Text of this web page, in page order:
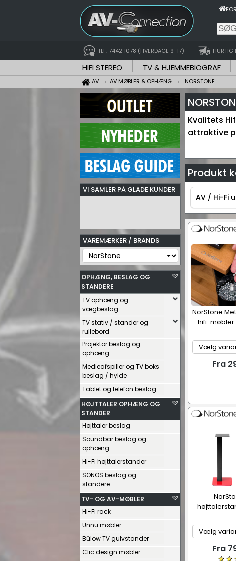
TLF. 7442 1078 (HVERDAGE 9-17) HURTIG
HIFI STEREO TV & HJEMMEBIOGRAF
AV AV MØBLER & OPHÆNG NORSTONE
VI SAMLER PÅ GLADE KUNDER
VAREMÆRKER / BRANDS
OPHÆNG, BESLAG OG
STANDERE
TV ophæng og
vægbeslag
TV stativ / stander og
rullebord
Projektor beslag og
ophæng
Medieafspiller og TV boks
beslag / hylde
Tablet og telefon beslag
HØJTTALER OPHÆNG OG
STANDER
Højttaler beslag
Soundbar beslag og
ophæng
Hi-Fi højttalerstander
SONOS beslag og
standere
TV- OG AV-MØBLER
Hi-Fi rack
Unnu møbler
Bülow TV gulvstander
Clic design møbler
Kvalitets
attraktive
Produkt
AV / Hi-Fi
AV / Hi-Fi
NorStone
hifi-møbler
Fra
Fra